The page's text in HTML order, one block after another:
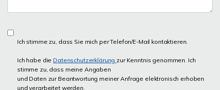
Ich stimme zu, dass Sie mich per Telefon/E-Mail kontaktieren.
Ich habe die Datenschutzerklärung zur Kenntnis genommen. Ich
stimme zu, dass meine Angaben
und Daten zur Beantwortung meiner Anfrage elektronisch erhoben
und verarbeitet werden.